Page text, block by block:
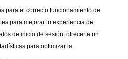
para el correcto funcionamiento de
para mejorar tu experiencia de
de inicio de sesión, ofrecerte un
para optimizar la